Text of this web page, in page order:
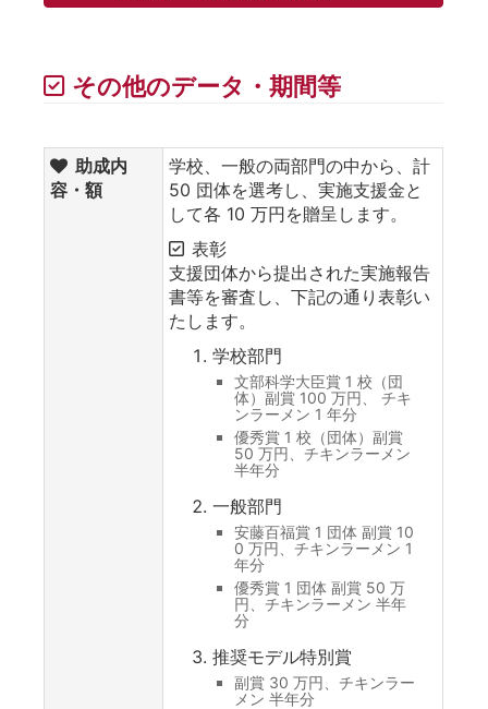
その他のデータ・期間等
助成内
容・額
学校、一般の両部門の中から、計
50 団体を選考し、実施支援金と
して各 10 万円を贈呈します。
表彰
支援団体から提出された実施報告
書等を審査し、下記の通り表彰い
たします。
学校部門
文部科学大臣賞 1 校（団
体）副賞 100 万円、 チキ
ンラーメン 1 年分
優秀賞 1 校（団体）副賞
50 万円、チキンラーメン
半年分
一般部門
安藤百福賞 1 団体 副賞 10
0 万円、チキンラーメン 1
年分
優秀賞 1 団体 副賞 50 万
円、チキンラーメン 半年
分
推奨モデル特別賞
副賞 30 万円、チキンラー
メン 半年分